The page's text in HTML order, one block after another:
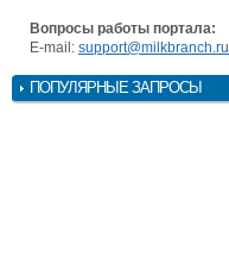
Вопросы работы портала:
E-mail: support@milkbranch.ru
ПОПУЛЯРНЫЕ ЗАПРОСЫ